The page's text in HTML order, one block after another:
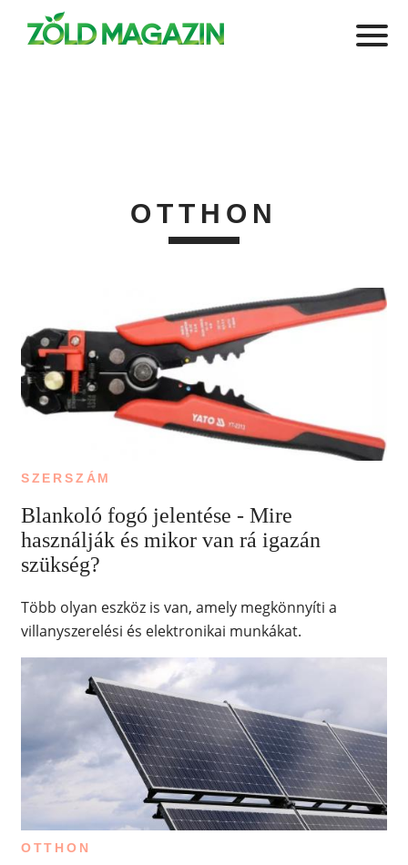
OTTHON
SZERSZÁM
Blankoló fogó jelentése - Mire
használják és mikor van rá igazán
szükség?
Több olyan eszköz is van, amely megkönnyíti a
villanyszerelési és elektronikai munkákat.
OTTHON